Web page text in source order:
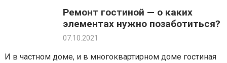
свойствам. На рынке рециклинга регенерируются
пластиковые отходы, стеклобой, макулатура, а также
металлы: черные…
Ремонт гостиной — о каких
элементах нужно позаботиться?
07.10.2021
И в частном доме, и в многоквартирном доме гостиная